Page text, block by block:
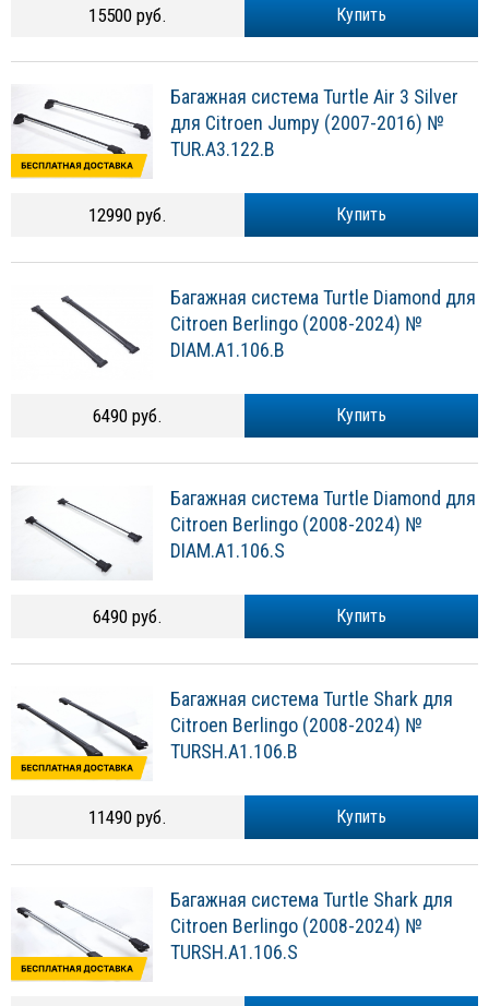
Купить
15500 руб.
Багажная система Turtle Air 3 Silver
для Citroen Jumpy (2007-2016) №
TUR.A3.122.B
Купить
12990 руб.
Багажная система Turtle Diamond для
Citroen Berlingo (2008-2024) №
DIAM.A1.106.B
Купить
6490 руб.
Багажная система Turtle Diamond для
Citroen Berlingo (2008-2024) №
DIAM.A1.106.S
Купить
6490 руб.
Багажная система Turtle Shark для
Citroen Berlingo (2008-2024) №
TURSH.A1.106.B
Купить
11490 руб.
Багажная система Turtle Shark для
Citroen Berlingo (2008-2024) №
TURSH.A1.106.S